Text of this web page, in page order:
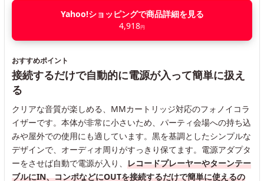
Yahoo!ショッピングで商品詳細を見る
4,918円
おすすめポイント
接続するだけで自動的に電源が入って簡単に扱え
る
クリアな音質が楽しめる、MMカートリッジ対応のフォノイコラ
イザーです。本体が非常に小さいため、パーティ会場への持ち込
みや屋外での使用にも適しています。黒を基調としたシンプルな
デザインで、オーディオ周りがすっきり保てます。電源アダプタ
ーをさせば自動で電源が入り、 レコードプレーヤーやターンテー
ブルにIN、コンポなどにOUTを接続するだけで簡単に使えるの